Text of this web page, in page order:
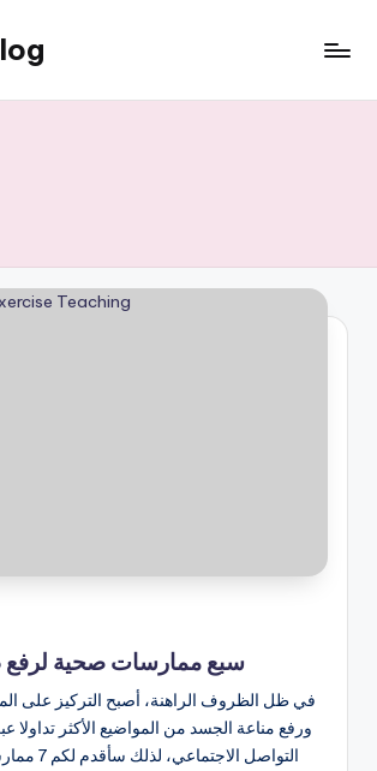
سبع ممارسات صحية لرفع
في ظل الظروف الراهنة، أصبح التركيز على
ورفع مناعة الجسد من المواضيع الأكثر تداولا
التواصل